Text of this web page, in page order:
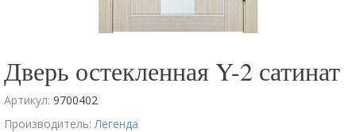
Дверь остекленная Y-2 сатинат
Артикул: 9700402
Производитель:Легенда